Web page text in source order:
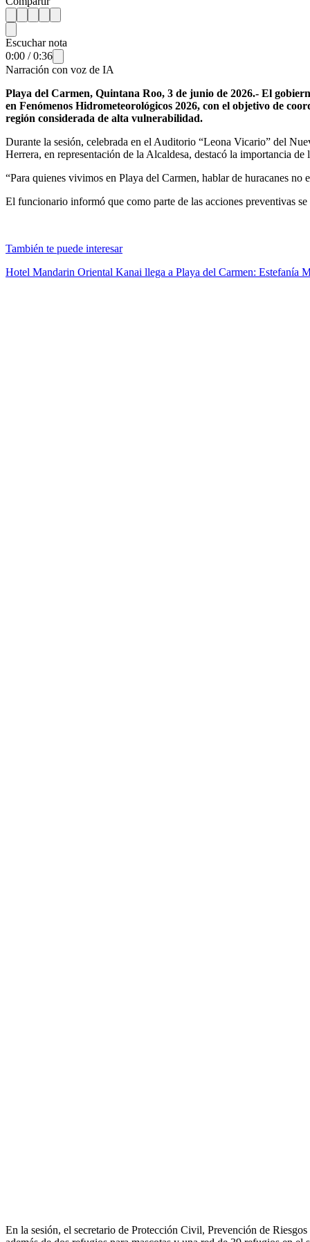
Escuchar nota
0:00 /0:36
Narración con voz de IA
Playa del Carmen, Quintana Roo, 3 de junio de 2026.- El
en Fenómenos Hidrometeorológicos 2026, con el objetivo de
región considerada de alta vulnerabilidad.
Durante la sesión, celebrada en el Auditorio “Leona Vicario” del
Herrera, en representación de la Alcaldesa, destacó la importancia
“Para quienes vivimos en Playa del Carmen, hablar de huracanes
El funcionario informó que como parte de las acciones preventivas
También te puede interesar
Hotel Mandarin Oriental Kanai llega a Playa del Carmen: Estefanía
En la sesión, el secretario de Protección Civil, Prevención de